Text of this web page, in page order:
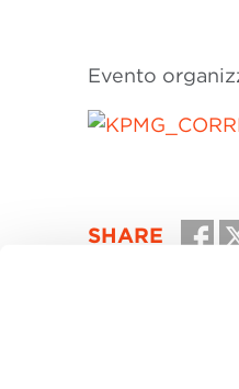
Evento
SHARE